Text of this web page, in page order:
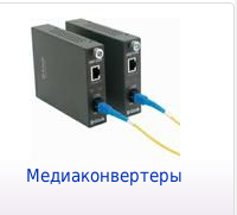
Медиаконвертеры